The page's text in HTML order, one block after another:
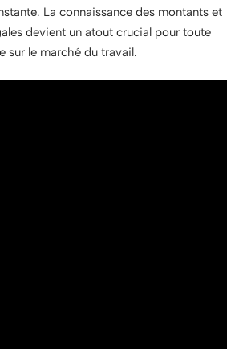
La connaissance des montants et
devient un atout crucial pour toute
sur le marché du travail.